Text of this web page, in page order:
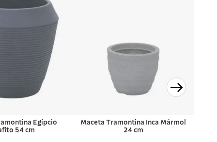
Egípcio
54 cm
Maceta Tramontina Inca Mármol
24 cm